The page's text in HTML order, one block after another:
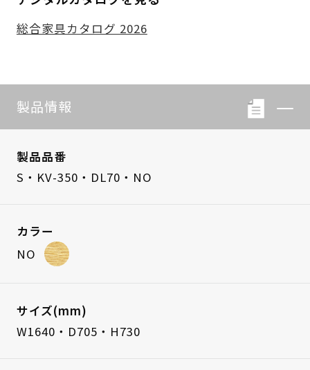
総合家具カタログ 2026
製品情報
製品品番
S・KV-350・DL70・NO
カラー
NO
サイズ(mm)
W1640・D705・H730